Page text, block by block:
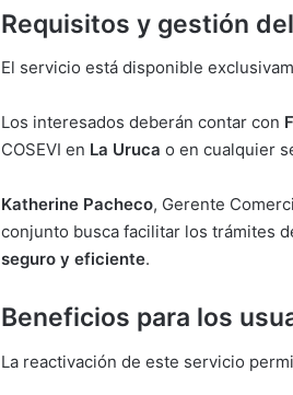
Requisitos y gestión
El servicio está disponible
Los interesados deberán contar con
COSEVI en La Uruca o en cualquier
Katherine Pacheco, Gerente
conjunto busca facilitar los trámites
seguro y eficiente.
Beneficios para los
La reactivación de este servicio